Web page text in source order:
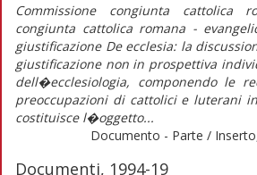
Commissione congiunta cattolica
congiunta cattolica romana -
giustificazione De ecclesia: la
giustificazione non in prospettiva
dell�ecclesiologia, componendo le
preoccupazioni di cattolici e luterani
costituisce l�oggetto...
Documento - Parte /
Documenti, 1994-19